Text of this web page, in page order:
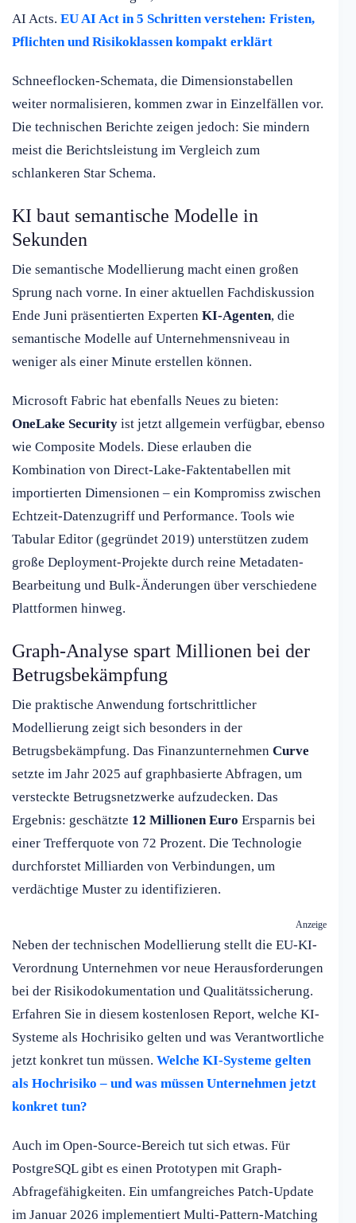
AI Acts. EU AI Act in 5 Schritten verstehen: Fristen,
Pflichten und Risikoklassen kompakt erklärt
Schneeflocken-Schemata, die Dimensionstabellen
weiter normalisieren, kommen zwar in Einzelfällen vor.
Die technischen Berichte zeigen jedoch: Sie mindern
meist die Berichtsleistung im Vergleich zum
schlankeren Star Schema.
KI baut semantische Modelle in
Sekunden
Die semantische Modellierung macht einen großen
Sprung nach vorne. In einer aktuellen Fachdiskussion
Ende Juni präsentierten Experten KI-Agenten, die
semantische Modelle auf Unternehmensniveau in
weniger als einer Minute erstellen können.
Microsoft Fabric hat ebenfalls Neues zu bieten:
OneLake Security ist jetzt allgemein verfügbar, ebenso
wie Composite Models. Diese erlauben die
Kombination von Direct-Lake-Faktentabellen mit
importierten Dimensionen – ein Kompromiss zwischen
Echtzeit-Datenzugriff und Performance. Tools wie
Tabular Editor (gegründet 2019) unterstützen zudem
große Deployment-Projekte durch reine Metadaten-
Bearbeitung und Bulk-Änderungen über verschiedene
Plattformen hinweg.
Graph-Analyse spart Millionen bei der
Betrugsbekämpfung
Die praktische Anwendung fortschrittlicher
Modellierung zeigt sich besonders in der
Betrugsbekämpfung. Das Finanzunternehmen Curve
setzte im Jahr 2025 auf graphbasierte Abfragen, um
versteckte Betrugsnetzwerke aufzudecken. Das
Ergebnis: geschätzte 12 Millionen Euro Ersparnis bei
einer Trefferquote von 72 Prozent. Die Technologie
durchforstet Milliarden von Verbindungen, um
verdächtige Muster zu identifizieren.
Anzeige
Neben der technischen Modellierung stellt die EU-KI-
Verordnung Unternehmen vor neue Herausforderungen
bei der Risikodokumentation und Qualitätssicherung.
Erfahren Sie in diesem kostenlosen Report, welche KI-
Systeme als Hochrisiko gelten und was Verantwortliche
jetzt konkret tun müssen. Welche KI-Systeme gelten
als Hochrisiko – und was müssen Unternehmen jetzt
konkret tun?
Auch im Open-Source-Bereich tut sich etwas. Für
PostgreSQL gibt es einen Prototypen mit Graph-
Abfragefähigkeiten. Ein umfangreiches Patch-Update
im Januar 2026 implementiert Multi-Pattern-Matching